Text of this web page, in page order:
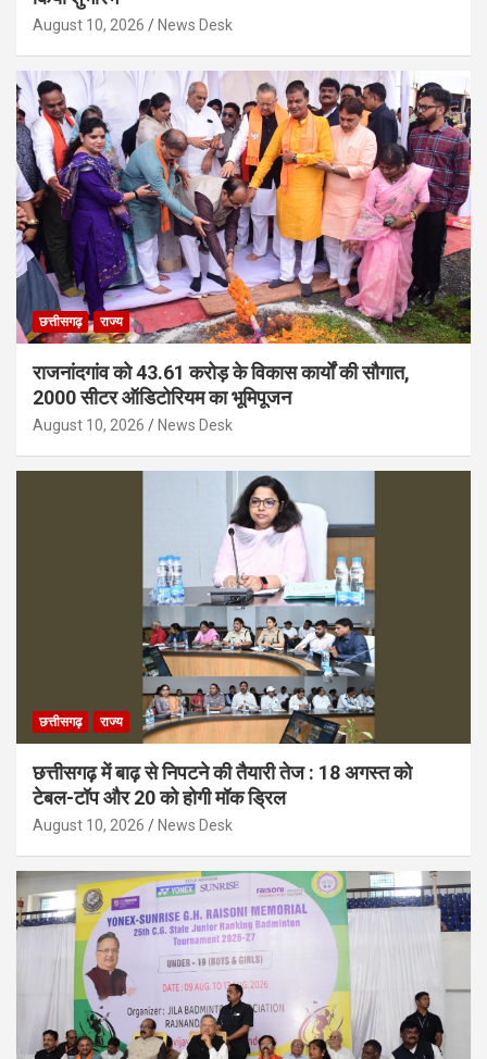
August 10, 2026 News Desk
छत्तीसगढ़ राज्य
राजनांदगांव को 43.61 करोड़ के विकास कार्यों की सौगात,
2000 सीटर ऑडिटोरियम का भूमिपूजन
August 10, 2026 News Desk
छत्तीसगढ़ राज्य
छत्तीसगढ़ में बाढ़ से निपटने की तैयारी तेज : 18 अगस्त को
टेबल-टॉप और 20 को होगी मॉक ड्रिल
August 10, 2026 News Desk